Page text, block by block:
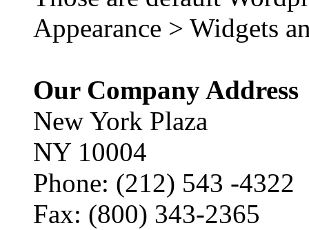
Appearance > Widgets
Our Company Address
New York Plaza
NY 10004
Phone: (212) 543 -4322
Fax: (800) 343-2365